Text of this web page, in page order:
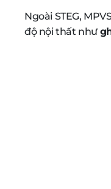
Ngoài STEG,
độ nội thất như